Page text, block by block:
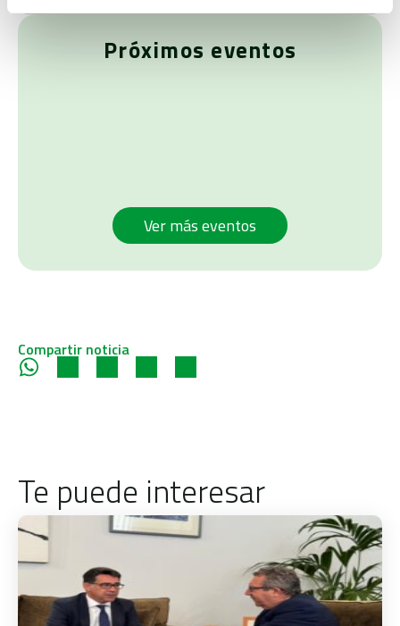
Próximos eventos
Ver más eventos
Compartir noticia
Te puede interesar